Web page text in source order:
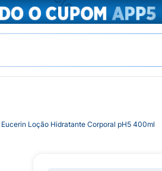
Eucerin Loção Hidratante Corporal pH5 400ml